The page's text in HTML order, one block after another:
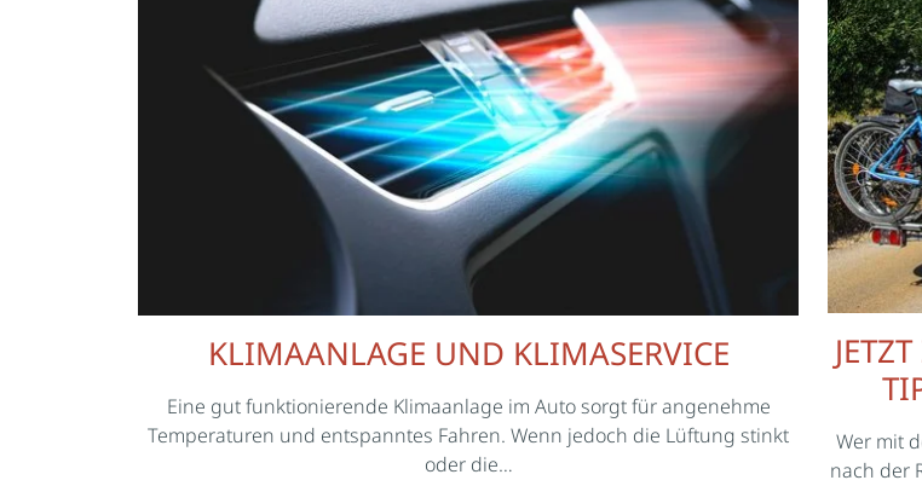
KLIMAANLAGE UND KLIMASERVICE
Eine gut funktionierende Klimaanlage im Auto sorgt für angenehme
Temperaturen und entspanntes Fahren. Wenn jedoch die Lüftung stinkt
oder die…
Wer mit
nach der